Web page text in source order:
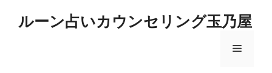
ルーン占いカウンセリング玉乃屋
メ